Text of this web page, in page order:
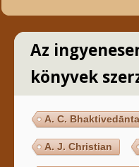
Az
könyvek
A. C.
A. J. Christian